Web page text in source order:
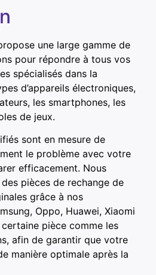
une large gamme de
pour répondre à tous vos
spécialisés dans la
d’appareils électroniques,
les smartphones, les
de jeux.
sont en mesure de
le problème avec votre
efficacement. Nous
pièces de rechange de
grâce à nos
Oppo, Huawei, Xiaomi
pièce comme les
afin de garantir que votre
manière optimale après la